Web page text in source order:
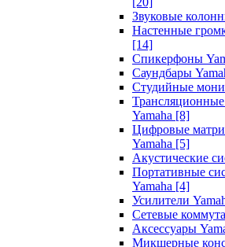
Звуковые
Настенные
[14]
Спикерфоны
Саундбары
Студийные
Yamaha [8]
Цифровые
Yamaha [5]
Акустические
Портативные
Yamaha [4]
Усилители
Сетевые
Аксессуары
Микшерные